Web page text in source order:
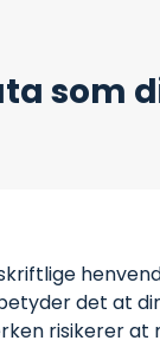
som
det at
risikerer at